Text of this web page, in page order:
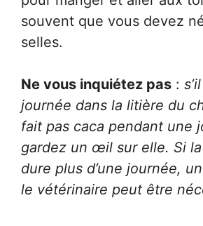
souvent que vous devez
selles.
Ne vous inquiétez pas :
journée dans la litière du
fait pas caca pendant une
gardez un œil sur elle. Si
dure plus d’une journée,
le vétérinaire peut être